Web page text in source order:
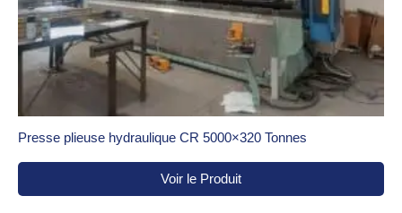
Presse plieuse hydraulique CR 5000×320 Tonnes
Voir le Produit